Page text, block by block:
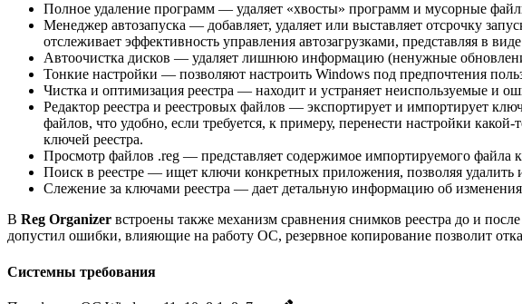
Полное удаление программ — удаляет «хвосты» программ и мусорные
Менеджер автозапуска — добавляет, удаляет или выставляет отсрочку
отслеживает эффективность управления автозагрузками, представляя в
Автоочистка дисков — удаляет лишнюю информацию (ненужные
Тонкие настройки — позволяют настроить Windows под предпочтения
Чистка и оптимизация реестра — находит и устраняет неиспользуемые и
Редактор реестра и реестровых файлов — экспортирует и импортирует
файлов, что удобно, если требуется, к примеру, перенести настройки
ключей реестра.
Просмотр файлов .reg — представляет содержимое импортируемого файла
Поиск в реестре — ищет ключи конкретных приложения, позволяя удалить
Слежение за ключами реестра — дает детальную информацию об
В Reg Organizer встроены также механизм сравнения снимков реестра до и
допустил ошибки, влияющие на работу ОС, резервное копирование позволит
Системны требования